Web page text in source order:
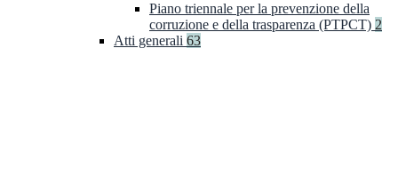
Piano triennale per la prevenzione della
corruzione e della trasparenza (PTPCT) 2
Atti generali 63